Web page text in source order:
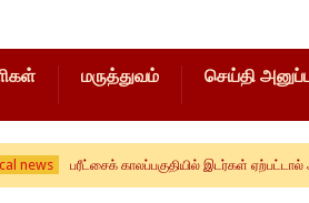
மருத்துவம் செய்தி
பரீட்சைக் காலப்பகுதியில் இடர்கள் ஏற்பட்டால்